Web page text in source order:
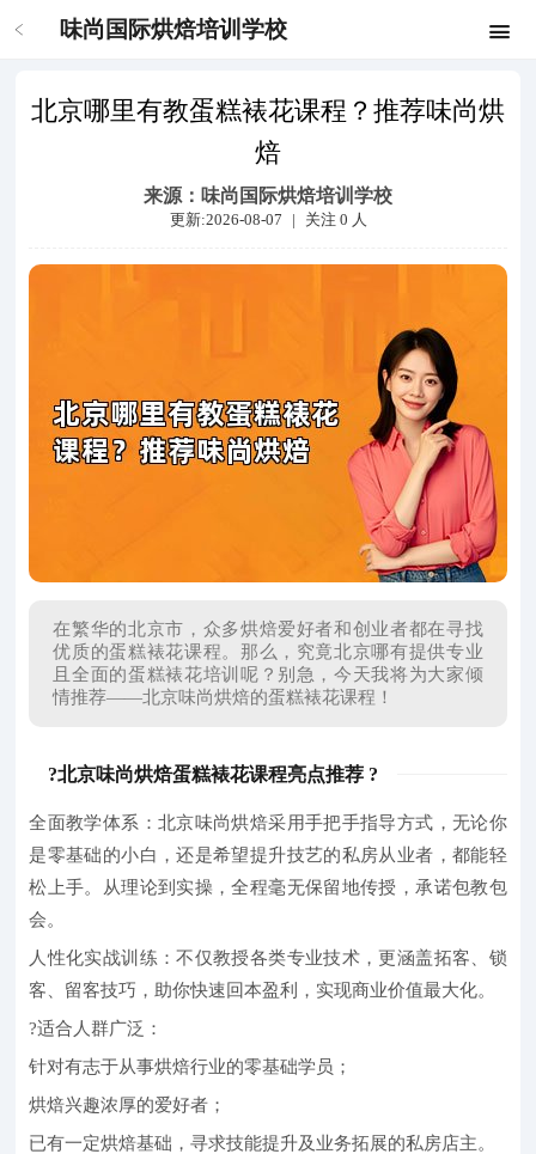
味尚国际烘焙培训学校
北京哪里有教蛋糕裱花课程？推荐味尚烘
焙
来源： 味尚国际烘焙培训学校
更新:2026-08-07 | 关注 0 人
在繁华的北京市，众多烘焙爱好者和创业者都在寻找
优质的蛋糕裱花课程。那么，究竟北京哪有提供专业
且全面的蛋糕裱花培训呢？别急，今天我将为大家倾
情推荐——北京味尚烘焙的蛋糕裱花课程！
?北京味尚烘焙蛋糕裱花课程亮点推荐 ?
全面教学体系：北京味尚烘焙采用手把手指导方式，无论你
是零基础的小白，还是希望提升技艺的私房从业者，都能轻
松上手。从理论到实操，全程毫无保留地传授，承诺包教包
会。
人性化实战训练：不仅教授各类专业技术，更涵盖拓客、锁
客、留客技巧，助你快速回本盈利，实现商业价值最大化。
?适合人群广泛：
针对有志于从事烘焙行业的零基础学员；
烘焙兴趣浓厚的爱好者；
已有一定烘焙基础，寻求技能提升及业务拓展的私房店主。